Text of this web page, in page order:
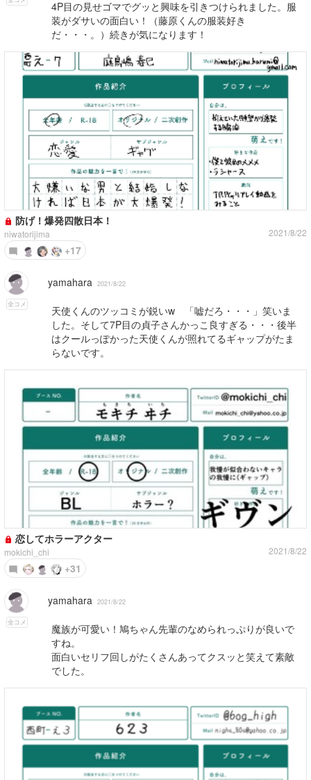
4P目の見せゴマでグッと興味を引きつけられました。服
装がダサいの面白い！（藤原くんの服装好き
だ・・・。）続きが気になります！
防げ！爆発四散日本！
niwatorijima 2021/8/22
+17
全コメ
yamahara 2021/8/22
天使くんのツッコミが鋭いw 「嘘だろ・・・」笑いま
した。そして7P目の貞子さんかっこ良すぎる・・・後半
はクールっぽかった天使くんが照れてるギャップがたま
らないです。
恋してホラーアクター
mokichi_chi 2021/8/22
+31
全コメ
yamahara 2021/8/22
魔族が可愛い！鳩ちゃん先輩のなめられっぷりが良いで
すね。
面白いセリフ回しがたくさんあってクスッと笑えて素敵
でした。